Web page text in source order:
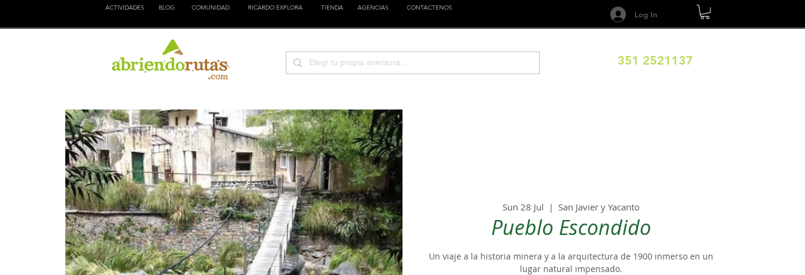
ACTIVIDADES BLOG COMUNIDAD RICARDO EXPLORA TIENDA AGENCIAS CONTACTENOS
Log In
351 2521137
Sun 28 Jul
  |
San Javier y Yacanto
Pueblo Escondido
Un viaje a la historia minera y a la arquitectura de 1900 inmerso en un
lugar natural impensado.